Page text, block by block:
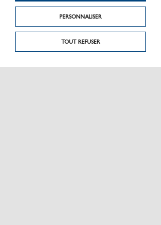
TOUT REFUSER
PERSONNALISER
Assour chape 19 VIS EN INOX LAQUÉ